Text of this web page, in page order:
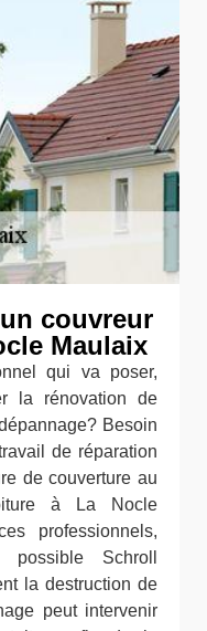
couvreur
Maulaix
qui va poser,
la rénovation de
Besoin
de réparation
de couverture au
à La Nocle
professionnels,
Schroll
la destruction de
peut intervenir